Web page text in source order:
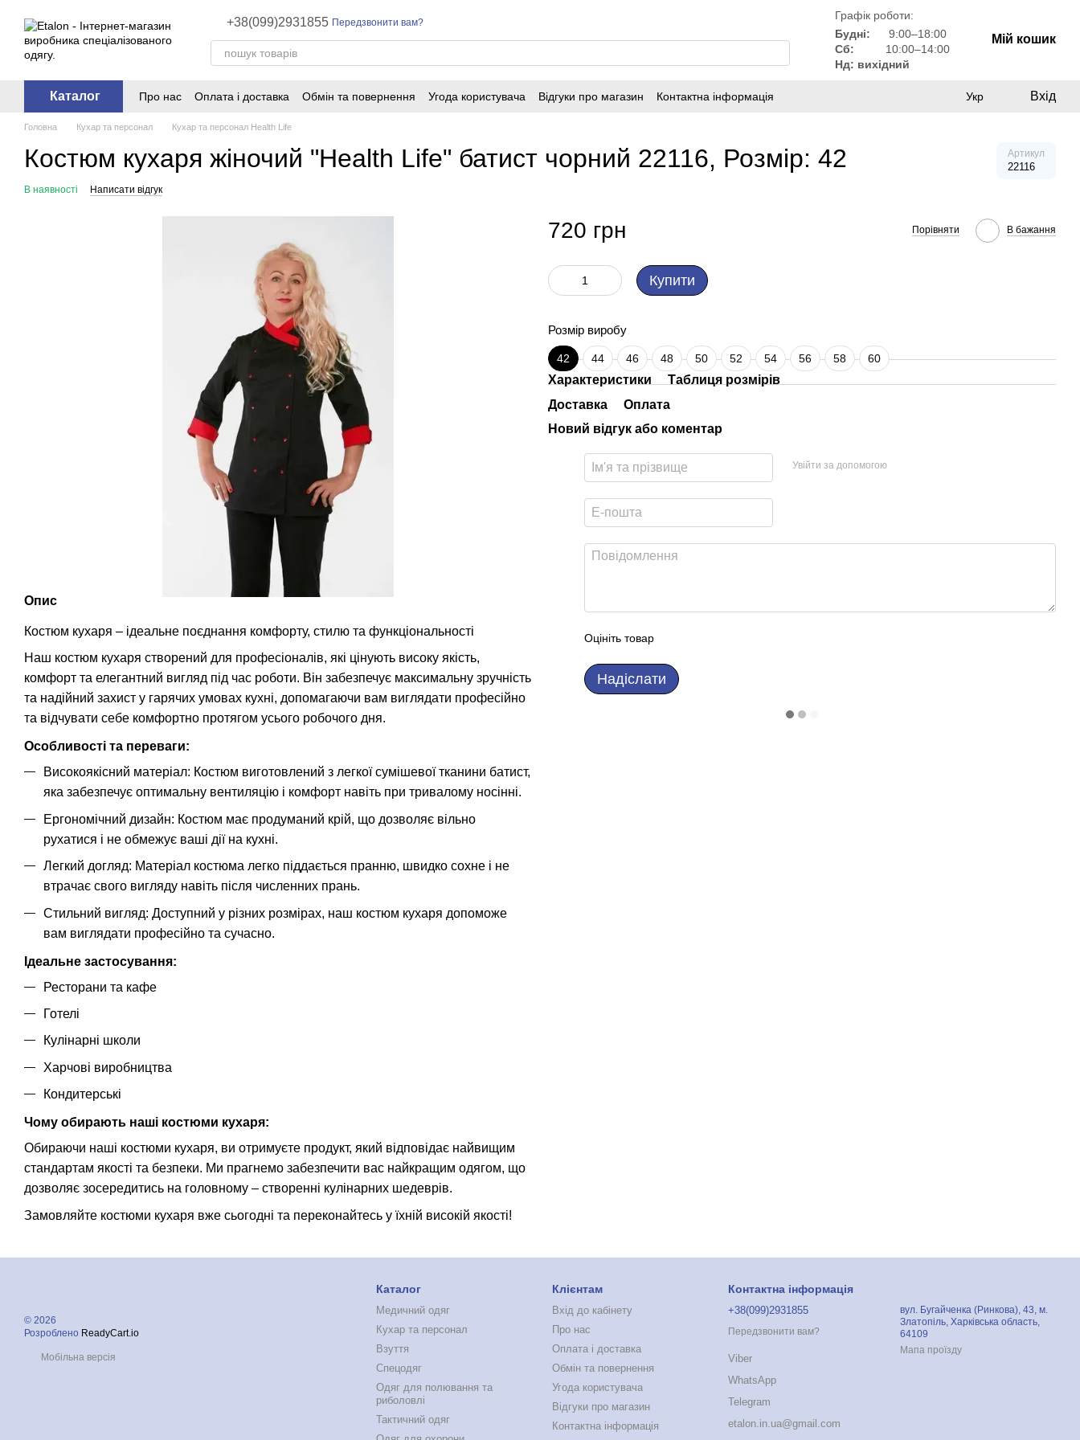
+38(099)2931855 Передзвонити вам?
Графік роботи:
Будні:
9:00–18:00
Сб:
10:00–14:00
Нд: вихідний
Мій кошик
Каталог Про нас Оплата і доставка Обмін та повернення Угода користувача Відгуки про магазин Контактна інформація Укр Вхід
Головна Кухар та персонал Кухар та персонал Health Life
Костюм кухаря жіночий "Health Life" батист чорний 22116, Розмір: 42 Артикул
22116
В наявності Написати відгук
Опис
Костюм кухаря – ідеальне поєднання комфорту, стилю та функціональності
Наш костюм кухаря створений для професіоналів, які цінують високу якість,
комфорт та елегантний вигляд під час роботи. Він забезпечує максимальну зручність
та надійний захист у гарячих умовах кухні, допомагаючи вам виглядати професійно
та відчувати себе комфортно протягом усього робочого дня.
Особливості та переваги:
Високоякісний матеріал: Костюм виготовлений з легкої сумішевої тканини батист,
яка забезпечує оптимальну вентиляцію і комфорт навіть при тривалому носінні.
Ергономічний дизайн: Костюм має продуманий крій, що дозволяє вільно
рухатися і не обмежує ваші дії на кухні.
Легкий догляд: Матеріал костюма легко піддається пранню, швидко сохне і не
втрачає свого вигляду навіть після численних прань.
Стильний вигляд: Доступний у різних розмірах, наш костюм кухаря допоможе
вам виглядати професійно та сучасно.
Ідеальне застосування:
Ресторани та кафе
Готелі
Кулінарні школи
Харчові виробництва
Кондитерські
Чому обирають наші костюми кухаря:
Обираючи наші костюми кухаря, ви отримуєте продукт, який відповідає найвищим
стандартам якості та безпеки. Ми прагнемо забезпечити вас найкращим одягом, що
дозволяє зосередитись на головному – створенні кулінарних шедеврів.
Замовляйте костюми кухаря вже сьогодні та переконайтесь у їхній високій якості!
720 грн Порівняти В бажання
Купити
Розмір виробу
42 44 46 48 50 52 54 56 58 60
Характеристики
Таблиця розмірів
Доставка
Оплата
Новий відгук або коментар
Увійти за допомогою
Оцініть товар
Надіслати
© 2026
Розроблено ReadyCart.io
Мобільна версія
Каталог
Медичний одяг
Кухар та персонал
Взуття
Спецодяг
Одяг для полювання та
риболовлі
Тактичний одяг
Клієнтам
Вхід до кабінету
Про нас
Оплата і доставка
Обмін та повернення
Угода користувача
Відгуки про магазин
Контактна інформація
Контактна інформація
+38(099)2931855
Передзвонити вам?
Viber
WhatsApp
Telegram
etalon.in.ua@gmail.com
вул. Бугайченка (Ринкова), 43, м.
Златопіль, Харківська область,
64109
Мапа проїзду